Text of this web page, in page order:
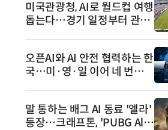
미국관광청, AI로 월드컵 여행
돕는다…경기 일정부터 관광
오픈AI와 AI 안전 협력하는 한
국…미·영·일 이어 네 번째
말 통하는 배그 AI 동료 '엘라'
등장…크래프톤, 'PUBG All